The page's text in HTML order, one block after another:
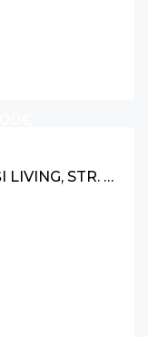
APARTAMENT CU 1 CAMERĂ ȘI LIVING, STR. ALECU RUSSO, RÂȘCANI